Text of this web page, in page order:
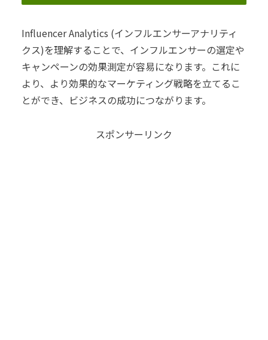
Influencer Analytics (インフルエンサーアナリティ
クス)を理解することで、インフルエンサーの選定や
キャンペーンの効果測定が容易になります。これに
より、より効果的なマーケティング戦略を立てるこ
とができ、ビジネスの成功につながります。
スポンサーリンク